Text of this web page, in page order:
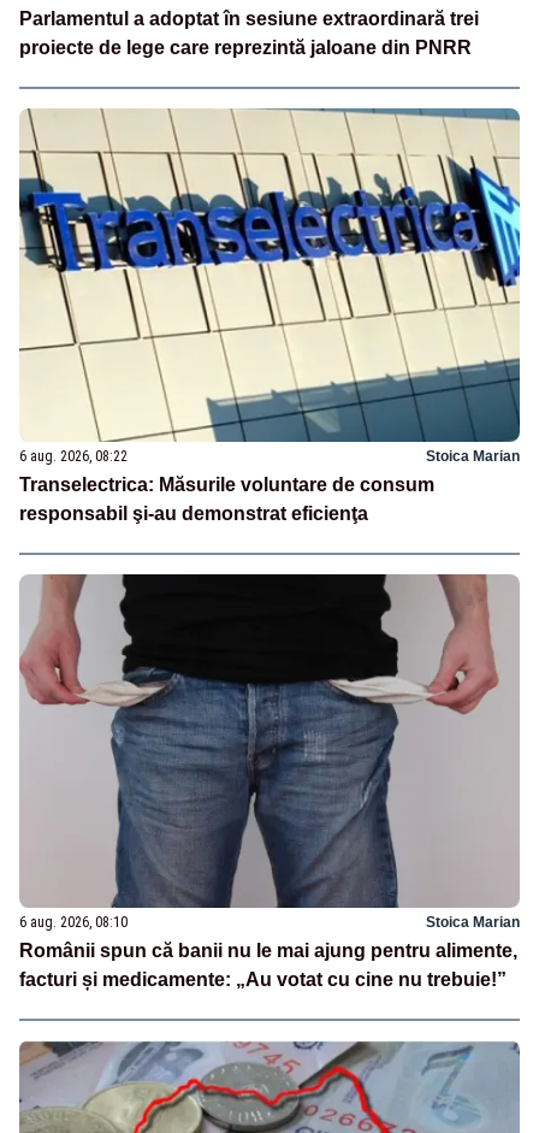
Parlamentul a adoptat în sesiune extraordinară trei
proiecte de lege care reprezintă jaloane din PNRR
6 aug. 2026, 08:22 Stoica Marian
Transelectrica: Măsurile voluntare de consum
responsabil şi-au demonstrat eficienţa
6 aug. 2026, 08:10 Stoica Marian
Românii spun că banii nu le mai ajung pentru alimente,
facturi și medicamente: „Au votat cu cine nu trebuie!”